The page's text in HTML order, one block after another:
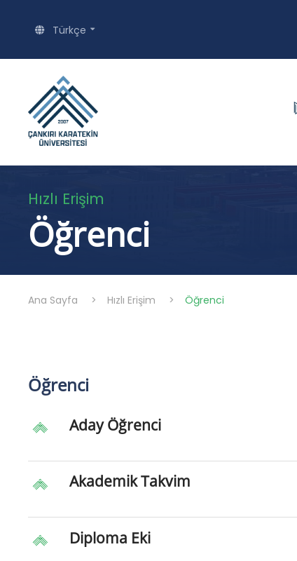
Türkçe
Hızlı Erişim
Öğrenci
Ana Sayfa > Hızlı Erişim > Öğrenci
Öğrenci
Aday Öğrenci
Akademik Takvim
Diploma Eki